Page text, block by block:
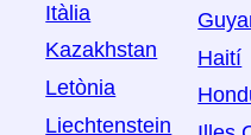
Itàlia
Kazakhstan
Letònia
Liechtenstein
Haití